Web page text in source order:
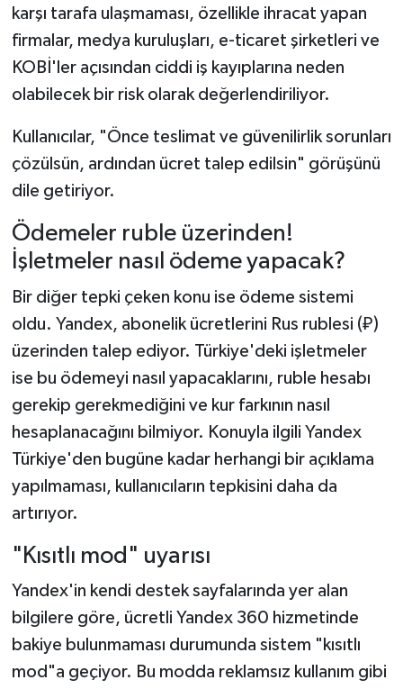
karşı tarafa ulaşmaması, özellikle ihracat yapan
firmalar, medya kuruluşları, e-ticaret şirketleri ve
KOBİ'ler açısından ciddi iş kayıplarına neden
olabilecek bir risk olarak değerlendiriliyor.
Kullanıcılar, "Önce teslimat ve güvenilirlik sorunları
çözülsün, ardından ücret talep edilsin" görüşünü
dile getiriyor.
Ödemeler ruble üzerinden!
İşletmeler nasıl ödeme yapacak?
Bir diğer tepki çeken konu ise ödeme sistemi
oldu. Yandex, abonelik ücretlerini Rus rublesi (₽)
üzerinden talep ediyor. Türkiye'deki işletmeler
ise bu ödemeyi nasıl yapacaklarını, ruble hesabı
gerekip gerekmediğini ve kur farkının nasıl
hesaplanacağını bilmiyor. Konuyla ilgili Yandex
Türkiye'den bugüne kadar herhangi bir açıklama
yapılmaması, kullanıcıların tepkisini daha da
artırıyor.
"Kısıtlı mod" uyarısı
Yandex'in kendi destek sayfalarında yer alan
bilgilere göre, ücretli Yandex 360 hizmetinde
bakiye bulunmaması durumunda sistem "kısıtlı
mod"a geçiyor. Bu modda reklamsız kullanım gibi